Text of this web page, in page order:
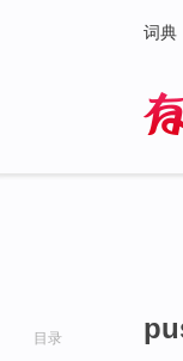
词典
目录